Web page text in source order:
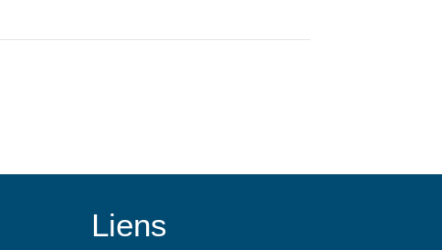
Liens